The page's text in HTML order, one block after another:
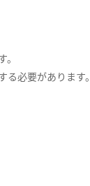
必要があります。